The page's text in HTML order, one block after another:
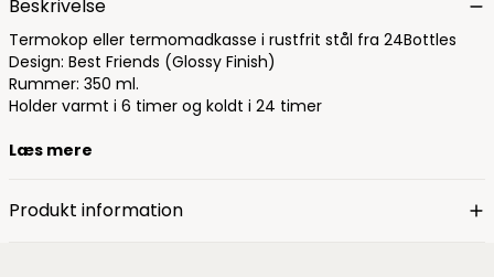
Beskrivelse
Termokop eller termomadkasse i rustfrit stål fra 24Bottles
Design: Best Friends (Glossy Finish)
Rummer: 350 ml.
Holder varmt i 6 timer og koldt i 24 timer
Læs mere
Produkt information